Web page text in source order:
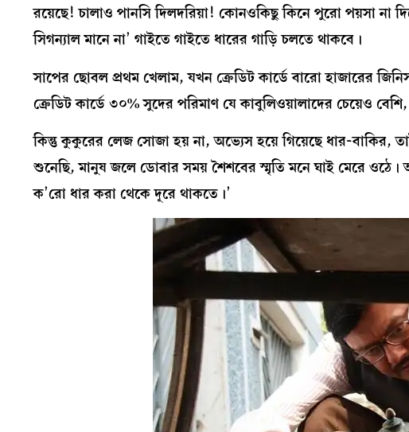
রয়েছে! চালাও পানসি দিলদরিয়া! কোনওকিছু কিনে পুরো পয়সা না
সিগন্যাল মানে না’ গাইতে গাইতে ধারের গাড়ি চলতে থাকবে।
সাপের ছোবল প্রথম খেলাম, যখন ক্রেডিট কার্ডে বারো হাজারের
ক্রেডিট কার্ডে ৩০% সুদের পরিমাণ যে কাবুলিওয়ালাদের চেয়েও
কিন্তু কুকুরের লেজ সোজা হয় না, অভ্যেস হয়ে গিয়েছে ধার-বাকির,
শুনেছি, মানুষ জলে ডোবার সময় শৈশবের স্মৃতি মনে ঘাই মেরে ওঠে।
ক’রো ধার করা থেকে দূরে থাকতে।’